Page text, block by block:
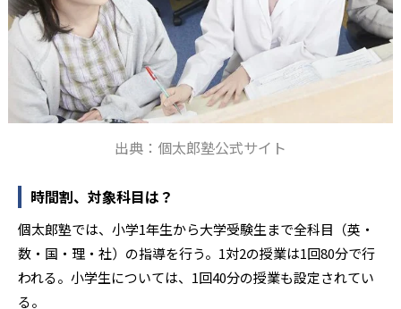
出典：個太郎塾公式サイト
時間割、対象科目は？
個太郎塾では、小学1年生から大学受験生まで全科目（英・
数・国・理・社）の指導を行う。1対2の授業は1回80分で行
われる。小学生については、1回40分の授業も設定されてい
る。